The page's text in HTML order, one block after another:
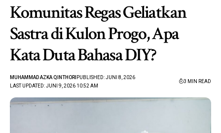
Komunitas Regas Geliatkan
Sastra di Kulon Progo, Apa
Kata Duta Bahasa DIY?
LAST UPDATED: JUNI 9, 2026 10:52 AM
MUHAMMAD AZKA QINTHORI PUBLISHED: JUNI 8, 2026
3 MIN READ